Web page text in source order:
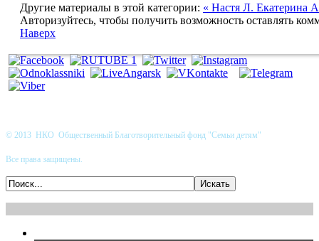
Другие материалы в этой категории: « Настя Л. Екатерина
Авторизуйтесь, чтобы получить возможность оставлять
Наверх
© 2013 НКО Общественный Благотворительный фонд "Семьи детям"
Все права защищены.